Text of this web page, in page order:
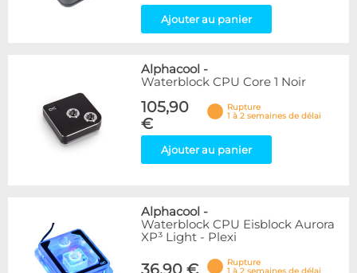
Ajouter au panier
Alphacool -
Waterblock CPU Core 1 Noir
105,90
€
Rupture
1 à 2 semaines de délai
Ajouter au panier
Alphacool -
Waterblock CPU Eisblock Aurora
XP³ Light - Plexi
Rupture
1 à 2 semaines de délai